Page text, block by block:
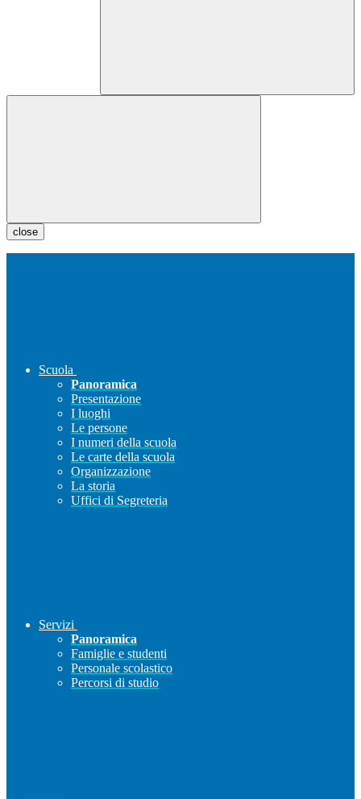
close
Scuola
Panoramica
Presentazione
I luoghi
Le persone
I numeri della scuola
Le carte della scuola
Organizzazione
La storia
Uffici di Segreteria
Servizi
Panoramica
Famiglie e studenti
Personale scolastico
Percorsi di studio